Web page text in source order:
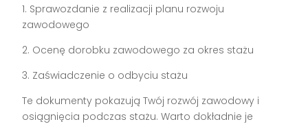
1. Sprawozdanie z realizacji planu rozwoju
zawodowego
2. Ocenę dorobku zawodowego za okres stażu
3. Zaświadczenie o odbyciu stażu
Te dokumenty pokazują Twój rozwój zawodowy i
osiągnięcia podczas stażu. Warto dokładnie je